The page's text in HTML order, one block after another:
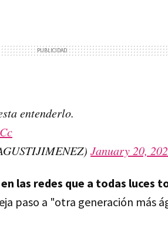
entenderlo.
January 20,
las redes que a todas luces
paso a "otra generación más